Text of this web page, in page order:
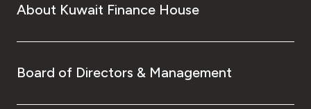
About Kuwait Finance House
Board of Directors & Management